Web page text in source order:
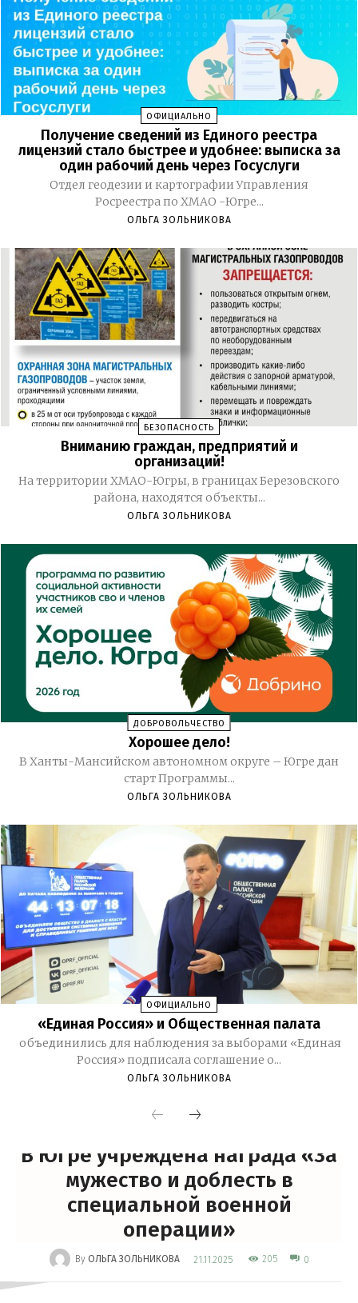
ОФИЦИАЛЬНО
Получение сведений из Единого реестра
лицензий стало быстрее и удобнее: выписка за
один рабочий день через Госуслуги
Отдел геодезии и картографии Управления
Росреестра по ХМАО -Югре...
ОЛЬГА ЗОЛЬНИКОВА
БЕЗОПАСНОСТЬ
Вниманию граждан, предприятий и
организаций!
На территории ХМАО-Югры, в границах Березовского
района, находятся объекты...
ОЛЬГА ЗОЛЬНИКОВА
ДОБРОВОЛЬЧЕСТВО
Хорошее дело!
В Ханты-Мансийском автономном округе – Югре дан
старт Программы...
ОЛЬГА ЗОЛЬНИКОВА
ОФИЦИАЛЬНО
«Единая Россия» и Общественная палата
объединились для наблюдения за выборами «Единая
Россия» подписала соглашение о...
ОЛЬГА ЗОЛЬНИКОВА